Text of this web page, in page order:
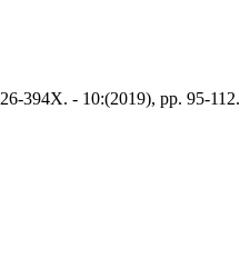
394X. - 10:(2019), pp. 95-112.